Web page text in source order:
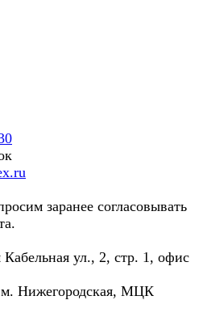
заранее согласовывать
ул., 2, стр. 1, офис
Нижегородская, МЦК